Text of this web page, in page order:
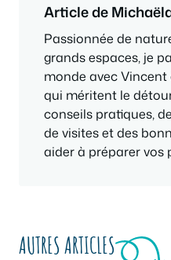
Article de
Passionnée de
grands espaces, je
monde avec
qui méritent le
conseils pratiques,
de visites et des
aider à préparer vos
AUTRES ARTICLES